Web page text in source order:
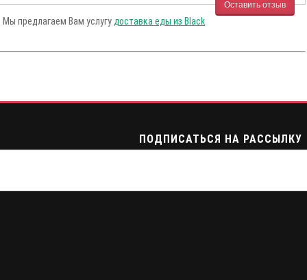
Оставить отзыв
предлагаем Вам услугу доставка еды из Black
ПОДПИСАТЬСЯ НА РАССЫЛКУ